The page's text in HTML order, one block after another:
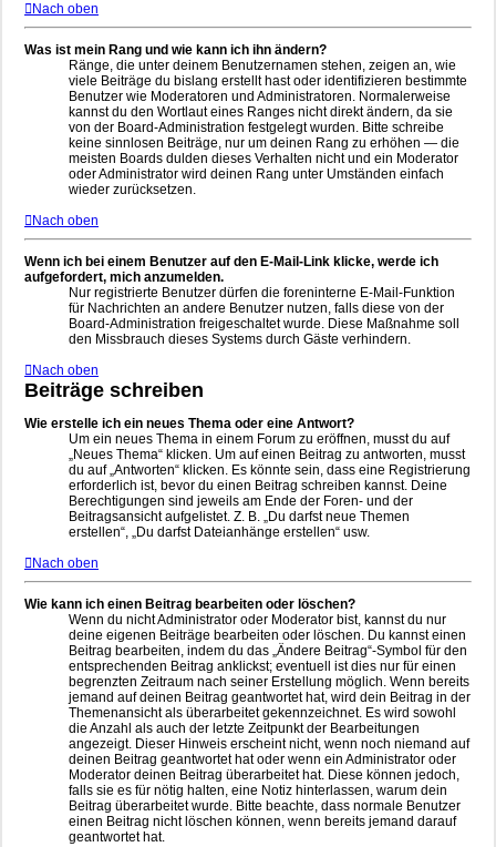
Nach oben
Was ist mein Rang und wie kann ich ihn ändern?
Ränge, die unter deinem Benutzernamen stehen, zeigen an, wie
viele Beiträge du bislang erstellt hast oder identifizieren bestimmte
Benutzer wie Moderatoren und Administratoren. Normalerweise
kannst du den Wortlaut eines Ranges nicht direkt ändern, da sie
von der Board-Administration festgelegt wurden. Bitte schreibe
keine sinnlosen Beiträge, nur um deinen Rang zu erhöhen — die
meisten Boards dulden dieses Verhalten nicht und ein Moderator
oder Administrator wird deinen Rang unter Umständen einfach
wieder zurücksetzen.
Nach oben
Wenn ich bei einem Benutzer auf den E-Mail-Link klicke, werde ich
aufgefordert, mich anzumelden.
Nur registrierte Benutzer dürfen die foreninterne E-Mail-Funktion
für Nachrichten an andere Benutzer nutzen, falls diese von der
Board-Administration freigeschaltet wurde. Diese Maßnahme soll
den Missbrauch dieses Systems durch Gäste verhindern.
Nach oben
Beiträge schreiben
Wie erstelle ich ein neues Thema oder eine Antwort?
Um ein neues Thema in einem Forum zu eröffnen, musst du auf
„Neues Thema“ klicken. Um auf einen Beitrag zu antworten, musst
du auf „Antworten“ klicken. Es könnte sein, dass eine Registrierung
erforderlich ist, bevor du einen Beitrag schreiben kannst. Deine
Berechtigungen sind jeweils am Ende der Foren- und der
Beitragsansicht aufgelistet. Z. B. „Du darfst neue Themen
erstellen“, „Du darfst Dateianhänge erstellen“ usw.
Nach oben
Wie kann ich einen Beitrag bearbeiten oder löschen?
Wenn du nicht Administrator oder Moderator bist, kannst du nur
deine eigenen Beiträge bearbeiten oder löschen. Du kannst einen
Beitrag bearbeiten, indem du das „Ändere Beitrag“-Symbol für den
entsprechenden Beitrag anklickst; eventuell ist dies nur für einen
begrenzten Zeitraum nach seiner Erstellung möglich. Wenn bereits
jemand auf deinen Beitrag geantwortet hat, wird dein Beitrag in der
Themenansicht als überarbeitet gekennzeichnet. Es wird sowohl
die Anzahl als auch der letzte Zeitpunkt der Bearbeitungen
angezeigt. Dieser Hinweis erscheint nicht, wenn noch niemand auf
deinen Beitrag geantwortet hat oder wenn ein Administrator oder
Moderator deinen Beitrag überarbeitet hat. Diese können jedoch,
falls sie es für nötig halten, eine Notiz hinterlassen, warum dein
Beitrag überarbeitet wurde. Bitte beachte, dass normale Benutzer
einen Beitrag nicht löschen können, wenn bereits jemand darauf
geantwortet hat.